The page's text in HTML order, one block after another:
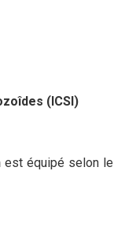
(ICSI)
est équipé selon